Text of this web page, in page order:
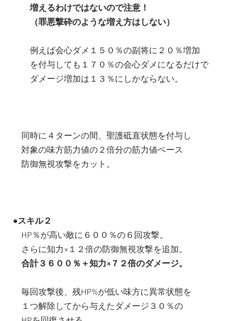
増えるわけではないので注意！
（罪悪撃砕のような増え方はしない）
例えば会心ダメ１５０％の副将に２０％増加
を付与しても１７０％の会心ダメになるだけで
ダメージ増加は１３％にしかならない。
同時に４ターンの間、聖護砥直状態を付与し
対象の味方筋力値の２倍分の筋力値ベース
防御無視攻撃をカット。
●スキル２
HP％が高い敵に６００％の６回攻撃。
さらに知力×１２倍の防御無視攻撃を追加。
合計３６００％＋知力×７２倍のダメージ。
毎回攻撃後、残HP%が低い味方に異常状態を
１つ解除してから与えたダメージ３０％の